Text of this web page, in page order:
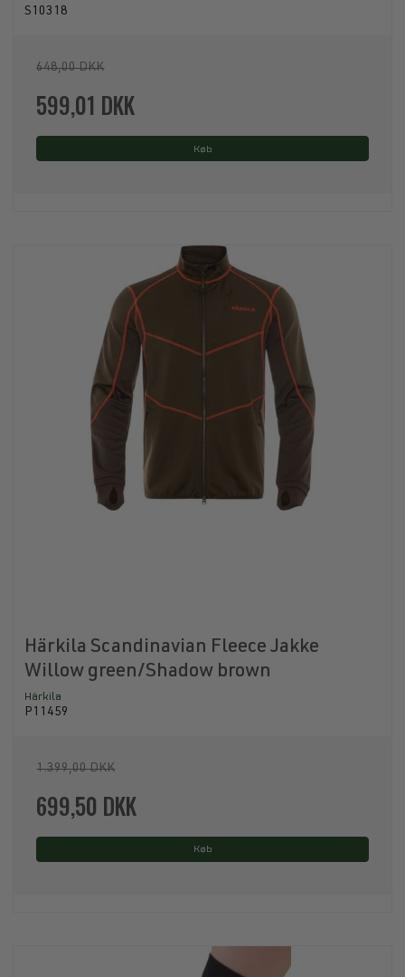
S10318
648,00 DKK
599,01 DKK
Køb
Härkila Scandinavian Fleece Jakke
Willow green/Shadow brown
Härkila
P11459
1.399,00 DKK
699,50 DKK
Køb